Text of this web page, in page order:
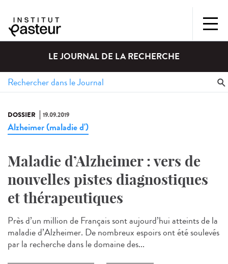
LE JOURNAL DE LA RECHERCHE
DOSSIER 19.09.2019
Alzheimer (maladie d')
Maladie d’Alzheimer : vers de
nouvelles pistes diagnostiques
et thérapeutiques
Près d’un million de Français sont aujourd’hui atteints de la
maladie d’Alzheimer. De nombreux espoirs ont été soulevés
par la recherche dans le domaine des...